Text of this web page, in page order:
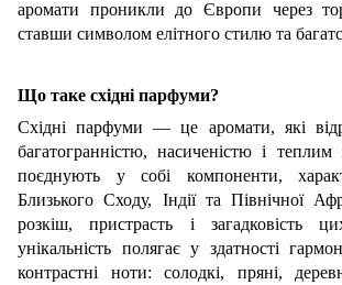
аромати проникли до Європи через
ставши символом елітного стилю та
Що таке східні парфуми?
Східні парфуми — це аромати, які
багатогранністю, насиченістю і
поєднують у собі компоненти,
Близького Сходу, Індії та Північної
розкіш, пристрасть і загадковість
унікальність полягає у здатності
контрастні ноти: солодкі, пряні,